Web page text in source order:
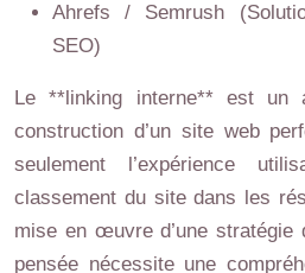
Ahrefs / Semrush
SEO)
Le **linking interne** est un
construction d’un site web
seulement l’expérience
classement du site dans les
mise en œuvre d’une stratégie
pensée nécessite une